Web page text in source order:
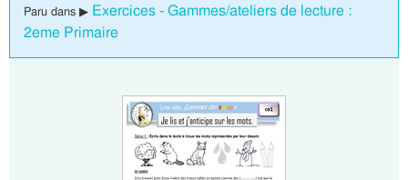
Paru dans ▶ Exercices - Gammes/ateliers de lecture :
2eme Primaire